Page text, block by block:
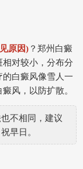
原因) ？郑州白癜
对较小，分布分
白癜风像雪人一
风，以防扩散。
不相同，建议
早日。